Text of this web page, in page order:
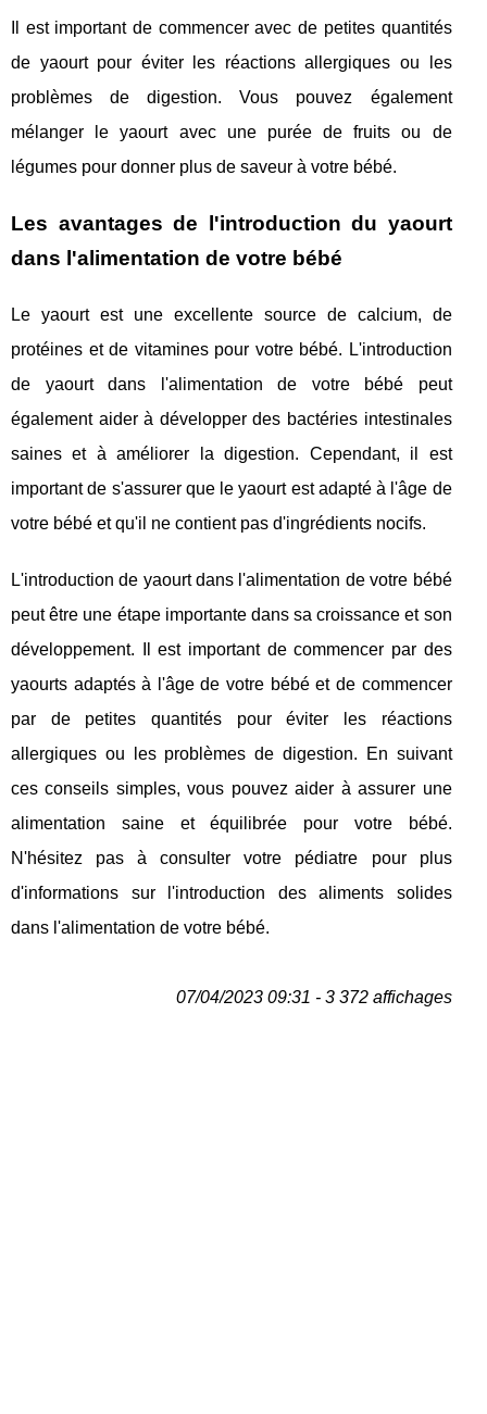
Il est important de commencer avec de petites quantités
de yaourt pour éviter les réactions allergiques ou les
problèmes de digestion. Vous pouvez également
mélanger le yaourt avec une purée de fruits ou de
légumes pour donner plus de saveur à votre bébé.
Les avantages de l'introduction du yaourt
dans l'alimentation de votre bébé
Le yaourt est une excellente source de calcium, de
protéines et de vitamines pour votre bébé. L'introduction
de yaourt dans l'alimentation de votre bébé peut
également aider à développer des bactéries intestinales
saines et à améliorer la digestion. Cependant, il est
important de s'assurer que le yaourt est adapté à l'âge de
votre bébé et qu'il ne contient pas d'ingrédients nocifs.
L'introduction de yaourt dans l'alimentation de votre bébé
peut être une étape importante dans sa croissance et son
développement. Il est important de commencer par des
yaourts adaptés à l'âge de votre bébé et de commencer
par de petites quantités pour éviter les réactions
allergiques ou les problèmes de digestion. En suivant
ces conseils simples, vous pouvez aider à assurer une
alimentation saine et équilibrée pour votre bébé.
N'hésitez pas à consulter votre pédiatre pour plus
d'informations sur l'introduction des aliments solides
dans l'alimentation de votre bébé.
07/04/2023 09:31 - 3 372 affichages